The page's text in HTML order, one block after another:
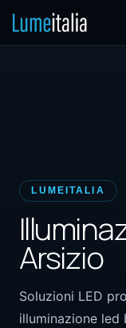
LUMEITALIA
Arsizio
Soluzioni LED
illuminazione